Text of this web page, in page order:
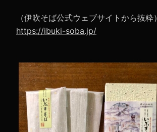
（伊吹そば公式ウェブサイトから抜粋）
https://ibuki-soba.jp/